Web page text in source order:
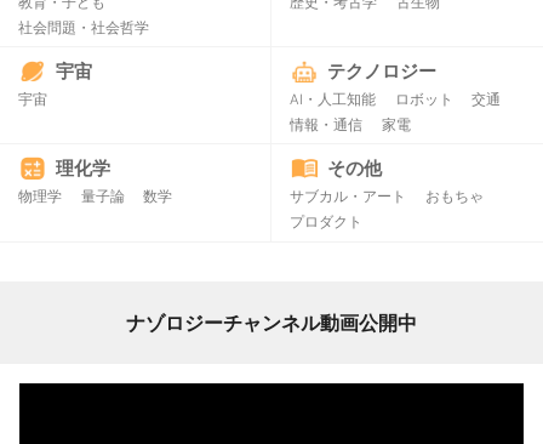
社会問題・社会哲学
宇宙
宇宙
テクノロジー
AI・人工知能 ロボット
交通
情報・通信
家電
理化学
物理学 量子論 数学
その他
サブカル・アート
おもちゃ
プロダクト
ナゾロジーチャンネル動画公開中